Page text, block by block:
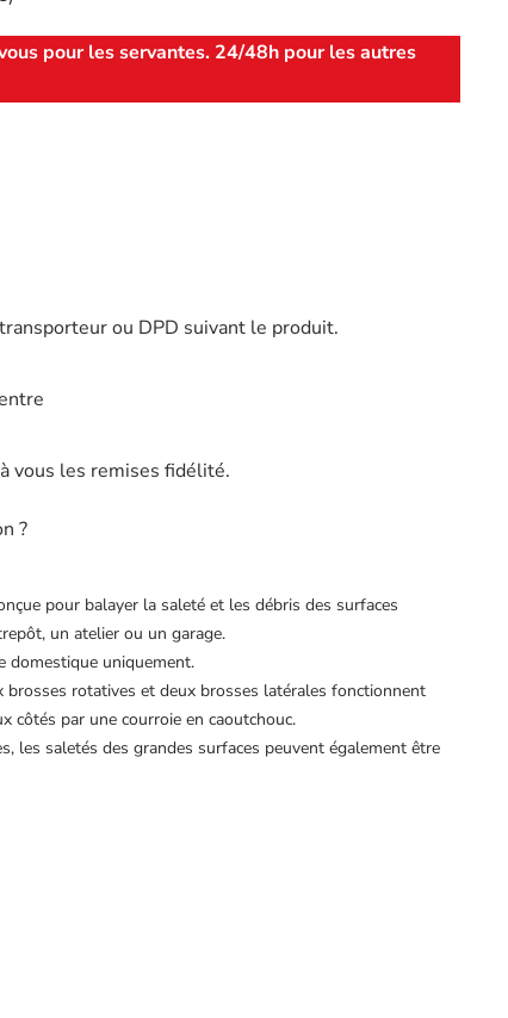
pour les servantes. 24/48h pour les autres
ou DPD suivant le produit.
vous les remises fidélité.
?
pour balayer la saleté et les débris des surfaces
un atelier ou un garage.
domestique uniquement.
brosses rotatives et deux brosses latérales fonctionnent
côtés par une courroie en caoutchouc.
les saletés des grandes surfaces peuvent également être